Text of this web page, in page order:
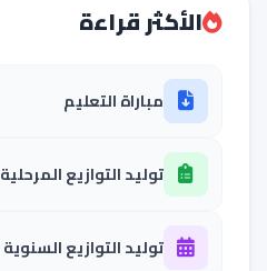
الأكثر قراءة
مباراة التعليم
توليد التوازيع المرحلية
توليد التوازيع السنوية